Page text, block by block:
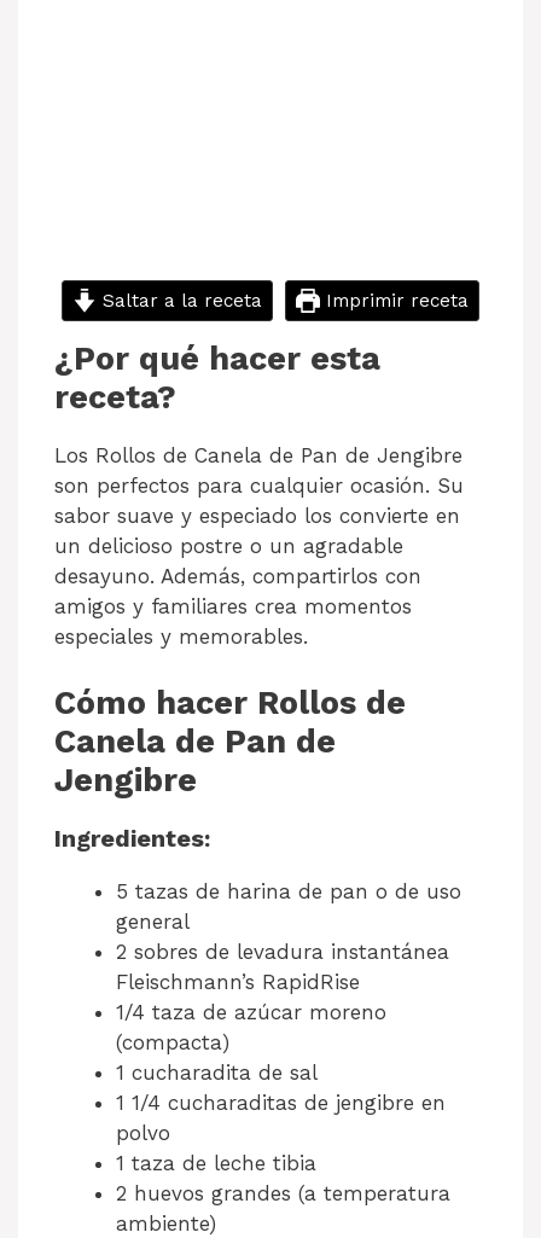
Saltar a la receta Imprimir receta
¿Por qué hacer esta
receta?
Los Rollos de Canela de Pan de Jengibre
son perfectos para cualquier ocasión. Su
sabor suave y especiado los convierte en
un delicioso postre o un agradable
desayuno. Además, compartirlos con
amigos y familiares crea momentos
especiales y memorables.
Cómo hacer Rollos de
Canela de Pan de
Jengibre
Ingredientes:
5 tazas de harina de pan o de uso
general
2 sobres de levadura instantánea
Fleischmann’s RapidRise
1/4 taza de azúcar moreno
(compacta)
1 cucharadita de sal
1 1/4 cucharaditas de jengibre en
polvo
1 taza de leche tibia
2 huevos grandes (a temperatura
ambiente)